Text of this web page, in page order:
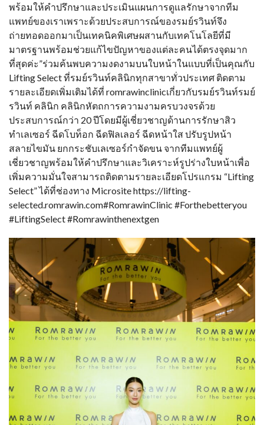
พร้อมให้คำปรึกษาและประเมินแผนการดูแลรักษาจากทีม
แพทย์ของเราเพราะด้วยประสบการณ์ของรมย์รวินท์จึง
ถ่ายทอดออกมาเป็นเทคนิคพิเศษผสานกับเทคโนโลยีที่มี
มาตรฐานพร้อมช่วยแก้ไขปัญหาของแต่ละคนได้ตรงจุดมาก
ที่สุดค่ะ”ร่วมค้นพบความงดงามบนใบหน้าในแบบที่เป็นคุณกับ
Lifting Select ที่รมย์รวินท์คลินิกทุกสาขาทั่วประเทศ ติดตาม
รายละเอียดเพิ่มเติมได้ที่ romrawinclinicเกี่ยวกับรมย์รวินท์รมย์
รวินท์ คลินิก คลินิกหัตถการความงามครบวงจรด้วย
ประสบการณ์กว่า 20 ปีโดยมีผู้เชี่ยวชาญด้านการรักษาสิว
ทำเลเซอร์ ฉีดโบท็อก ฉีดฟิลเลอร์ ฉีดหน้าใส ปรับรูปหน้า
สลายไขมัน ยกกระชับเลเซอร์กำจัดขน จากทีมแพทย์ผู้
เชี่ยวชาญพร้อมให้คำปรึกษาและวิเคราะห์รูปร่างใบหน้าเพื่อ
เพิ่มความมั่นใจสามารถติดตามรายละเอียดโปรแกรม “Lifting
Select” ได้ที่ช่องทาง Microsite https://lifting-
selected.romrawin.com#RomrawinClinic #Forthebetteryou
#LiftingSelect #Romrawinthenextgen